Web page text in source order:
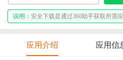
说明： 安全下载是通过360助手获取所需
应用介绍 应用信